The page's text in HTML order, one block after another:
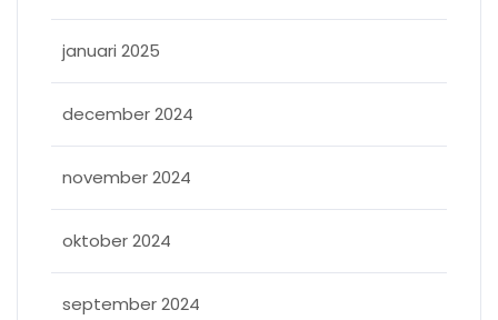
januari 2025
december 2024
november 2024
oktober 2024
september 2024